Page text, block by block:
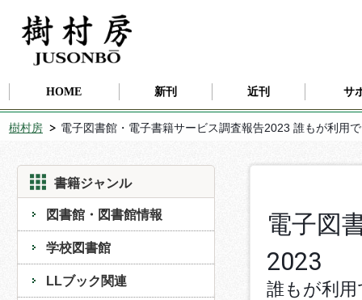
HOME 新刊 近刊 サ
樹村房 電子図書館・電子書籍サービス調査報告2023 誰もが利用
書籍ジャンル
図書館・図書館情報
学校図書館
LLブック関連
電子図
2023
誰もが利